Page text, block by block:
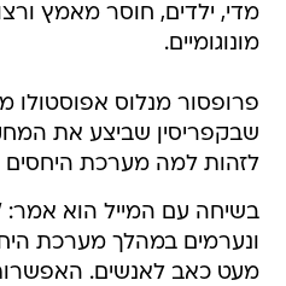
מדי, ילדים, חוסר מאמץ
מונוגומיים.
פרופסור מנלוס אפוסטולו
שבקפריסין שביצע את
לזהות למה מערכת היחסים
בשיחה עם המייל הוא אמר:
ונערמים במהלך מערכת
מעט כאב לאנשים.